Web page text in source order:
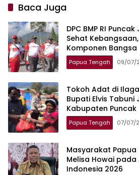
Baca Juga
DPC BMP RI
Sehat
Komponen Bangsa
Papua Tengah 09/07/
Tokoh Adat di
Bupati Elvis
Kabupaten Puncak
Papua Tengah 07/07/
Masyarakat Papua
Melisa Howai
Indonesia 2026